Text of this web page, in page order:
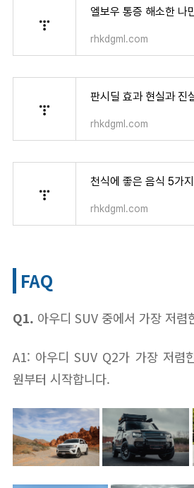
엘보우 통증 해소한 나
rhkdgml.com
판시딜 효과 현실과 진
rhkdgml.com
천식에 좋은 음식 5가
rhkdgml.com
FAQ
Q1. 아우디 SUV 중에서 가장 저렴
A1: 아우디 SUV Q2가 가장 저렴
원부터 시작합니다.